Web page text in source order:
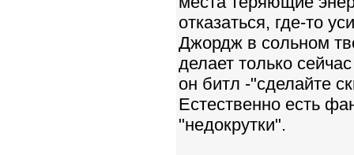
отказаться, где-то
Джордж в сольном
делает только
он битл -"сделайте
Естественно есть
"недокрутки".